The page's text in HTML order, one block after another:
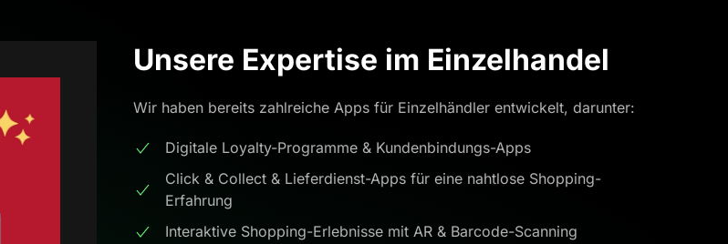
Unsere Expertise im Einzelhandel
Wir haben bereits zahlreiche Apps für Einzelhändler entwickelt, darunter:
Digitale Loyalty-Programme & Kundenbindungs-Apps
Click & Collect & Lieferdienst-Apps für eine nahtlose Shopping-
Erfahrung
Interaktive Shopping-Erlebnisse mit AR & Barcode-Scanning